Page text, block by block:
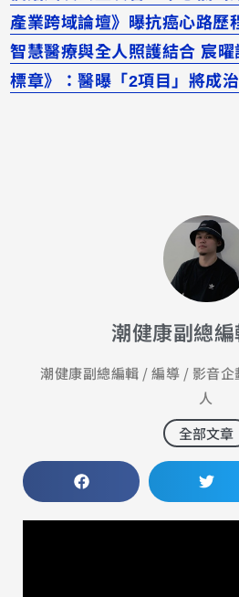
產業跨域論壇》曝抗癌心路歷
智慧醫療與全人照護結合 宸
標章》：醫曝「2項目」將成
潮健康副總
潮健康副總編輯 / 編導 / 影音
人
全部文章